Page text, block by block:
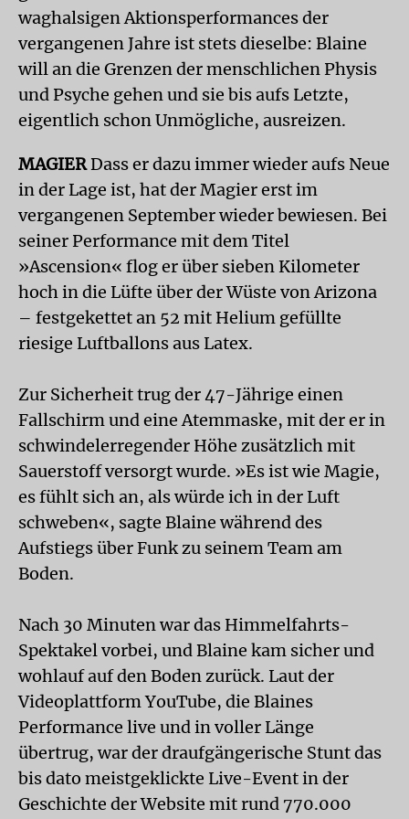
waghalsigen Aktionsperformances der
vergangenen Jahre ist stets dieselbe: Blaine
will an die Grenzen der menschlichen Physis
und Psyche gehen und sie bis aufs Letzte,
eigentlich schon Unmögliche, ausreizen.
MAGIERDass er dazu immer wieder aufs Neue
in der Lage ist, hat der Magier erst im
vergangenen September wieder bewiesen. Bei
seiner Performance mit dem Titel
»Ascension« flog er über sieben Kilometer
hoch in die Lüfte über der Wüste von Arizona
– festgekettet an 52 mit Helium gefüllte
riesige Luftballons aus Latex.
Zur Sicherheit trug der 47-Jährige einen
Fallschirm und eine Atemmaske, mit der er in
schwindelerregender Höhe zusätzlich mit
Sauerstoff versorgt wurde. »Es ist wie Magie,
es fühlt sich an, als würde ich in der Luft
schweben«, sagte Blaine während des
Aufstiegs über Funk zu seinem Team am
Boden.
Nach 30 Minuten war das Himmelfahrts-
Spektakel vorbei, und Blaine kam sicher und
wohlauf auf den Boden zurück. Laut der
Videoplattform YouTube, die Blaines
Performance live und in voller Länge
übertrug, war der draufgängerische Stunt das
bis dato meistgeklickte Live-Event in der
Geschichte der Website mit rund 770.000